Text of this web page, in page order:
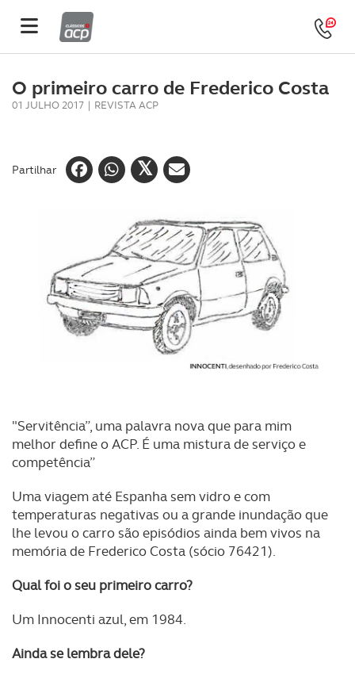
O primeiro carro de Frederico Costa
01 JULHO 2017 | REVISTA ACP
Partilhar
"Servitência”, uma palavra nova que para mim
melhor define o ACP. É uma mistura de serviço e
competência”
Uma viagem até Espanha sem vidro e com
temperaturas negativas ou a grande inundação que
lhe levou o carro são episódios ainda bem vivos na
memória de Frederico Costa (sócio 76421).
Qual foi o seu primeiro carro?
Um Innocenti azul, em 1984.
Ainda se lembra dele?